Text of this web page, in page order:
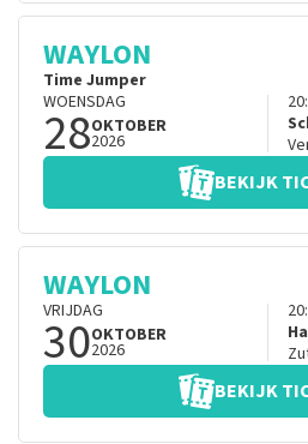
WAYLON
Time Jumper
WOENSDAG
28OKTOBER
2026
BEKIJK
WAYLON
VRIJDAG
30OKTOBER
2026
BEKIJK